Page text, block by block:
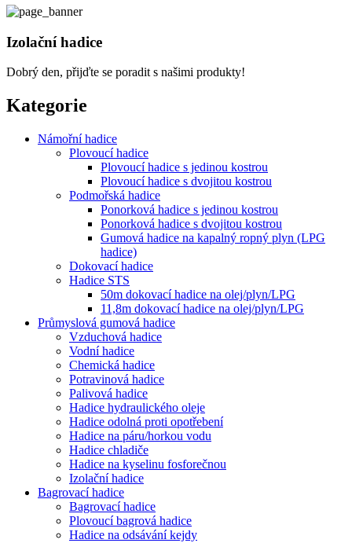
Izolační hadice
Dobrý den, přijďte se poradit s našimi produkty!
Kategorie
Námořní hadice
Plovoucí hadice
Plovoucí hadice s jedinou kostrou
Plovoucí hadice s dvojitou kostrou
Podmořská hadice
Ponorková hadice s jedinou kostrou
Ponorková hadice s dvojitou kostrou
Gumová hadice na kapalný ropný plyn (LPG
hadice)
Dokovací hadice
Hadice STS
50m dokovací hadice na olej/plyn/LPG
11,8m dokovací hadice na olej/plyn/LPG
Průmyslová gumová hadice
Vzduchová hadice
Vodní hadice
Chemická hadice
Potravinová hadice
Palivová hadice
Hadice hydraulického oleje
Hadice odolná proti opotřebení
Hadice na páru/horkou vodu
Hadice chladiče
Hadice na kyselinu fosforečnou
Izolační hadice
Bagrovací hadice
Bagrovací hadice
Plovoucí bagrová hadice
Hadice na odsávání kejdy